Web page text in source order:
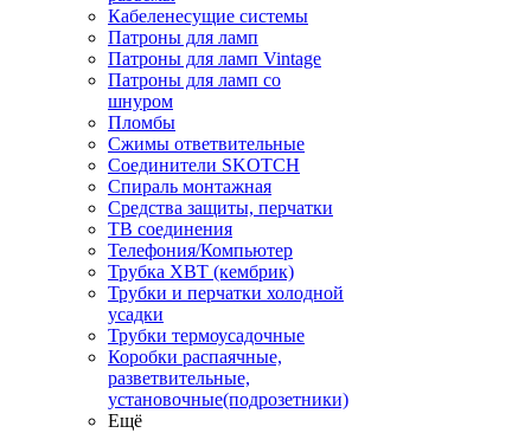
Кабеленесущие системы
Патроны для ламп
Патроны для ламп Vintage
Патроны для ламп со
шнуром
Пломбы
Сжимы ответвительные
Соединители SKOTCH
Спираль монтажная
Средства защиты, перчатки
ТВ соединения
Телефония/Компьютер
Трубка ХВТ (кембрик)
Трубки и перчатки холодной
усадки
Трубки термоусадочные
Коробки распаячные,
разветвительные,
установочные(подрозетники)
Ещё